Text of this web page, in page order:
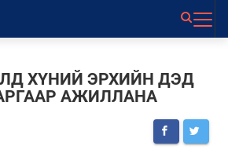
ХҮНИЙ ЭРХИЙН ДЭД
АЖИЛЛАНА